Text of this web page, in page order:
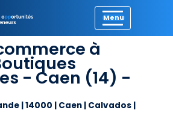
à
- Caen (14) -
| 14000 | Caen | Calvados |